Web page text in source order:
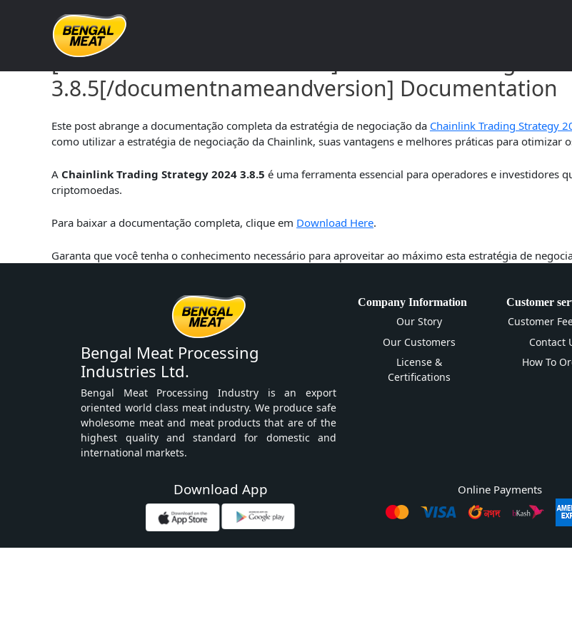
[documentnameandversion]Chainlink Trading
3.8.5[/documentnameandversion] Documentation
Este post abrange a documentação completa da estratégia de negociação da Chainlink Trading Strategy
como utilizar a estratégia de negociação da Chainlink, suas vantagens e melhores práticas para otimizar
A Chainlink Trading Strategy 2024 3.8.5 é uma ferramenta essencial para operadores e investidores
criptomoedas.
Para baixar a documentação completa, clique em Download Here.
Garanta que você tenha o conhecimento necessário para aproveitar ao máximo esta estratégia de
Bengal Meat Processing
Industries Ltd.
Bengal Meat Processing Industry is an export
oriented world class meat industry. We produce safe
wholesome meat and meat products that are of the
highest quality and standard for domestic and
international markets.
Company Information
Our Story
Our Customers
License &
Certifications
Customer
Customer
Contact
How To
Download App Online Payments